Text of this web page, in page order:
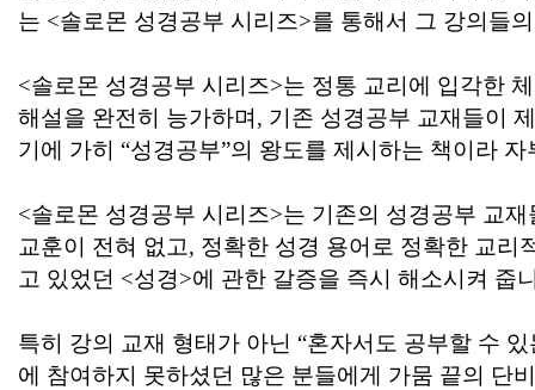
는 <솔로몬 성경공부 시리즈>를 통해서 그 강의들
<솔로몬 성경공부 시리즈>는 정통 교리에 입각한
해설을 완전히 능가하며 , 기존 성경공부 교재들이
기에 가히 “성경공부”의 왕도를 제시하는 책이라 자
<솔로몬 성경공부 시리즈>는 기존의 성경공부 교
교훈이 전혀 없고, 정확한 성경 용어로 정확한 교리
고 있었던 <성경>에 관한 갈증을 즉시 해소시켜 줍
특히 강의 교재 형태가 아닌 “혼자서도 공부할 수
에 참여하지 못하셨던 많은 분들에게 가뭄 끝의 단